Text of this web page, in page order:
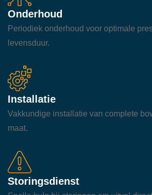
Onderhoud
Periodiek onderhoud voor optimale
levensduur.
Installatie
Vakkundige installatie van complete
maat.
Storingsdienst